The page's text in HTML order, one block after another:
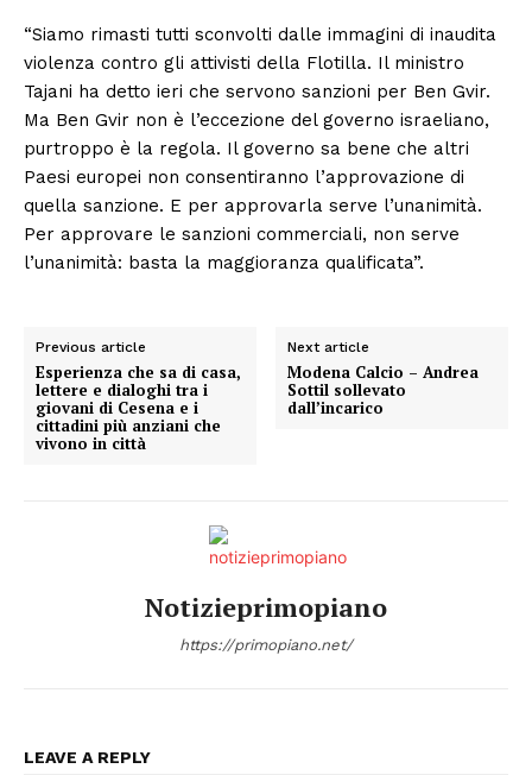
“Siamo rimasti tutti sconvolti dalle immagini di inaudita
violenza contro gli attivisti della Flotilla. Il ministro
Tajani ha detto ieri che servono sanzioni per Ben Gvir.
Ma Ben Gvir non è l’eccezione del governo israeliano,
purtroppo è la regola. Il governo sa bene che altri
Paesi europei non consentiranno l’approvazione di
quella sanzione. E per approvarla serve l’unanimità.
Per approvare le sanzioni commerciali, non serve
l’unanimità: basta la maggioranza qualificata”.
Previous article
Esperienza che sa di casa,
lettere e dialoghi tra i
giovani di Cesena e i
cittadini più anziani che
vivono in città
Next article
Modena Calcio – Andrea
Sottil sollevato
dall’incarico
Notizieprimopiano
https://primopiano.net/
LEAVE A REPLY